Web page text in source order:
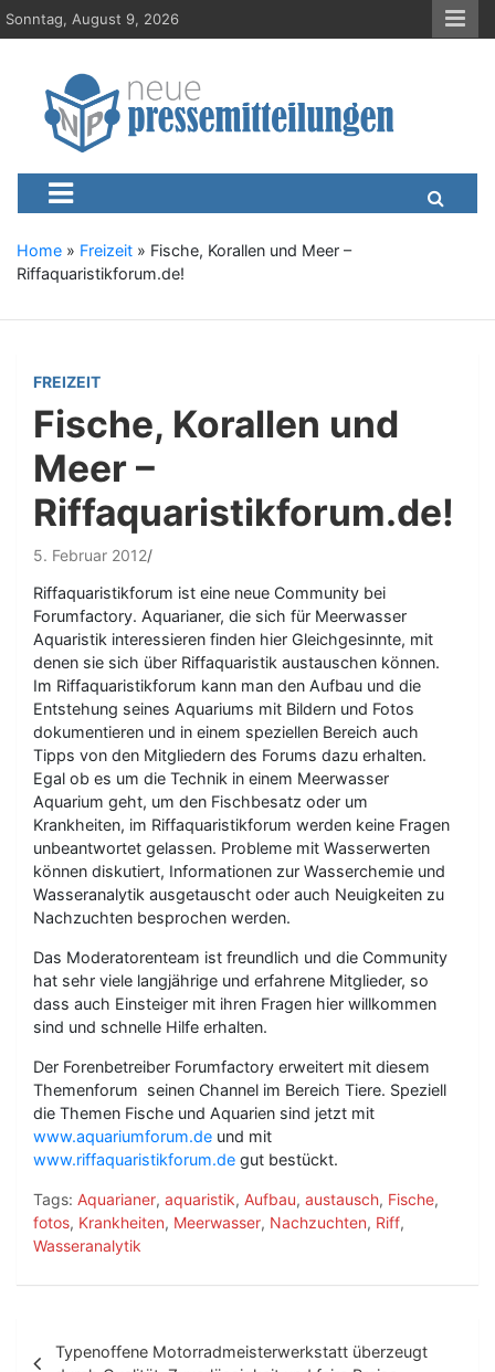
S
k
Sonntag, August 9, 2026
Neue-
Presseportal, Nachrichten, News, Meldungen, Wirtschaft
Home » Freizeit » Fische, Korallen und Meer –
Riffaquaristikforum.de!
FREIZEIT
Fische, Korallen und
Meer –
Riffaquaristikforum.de!
5. Februar 2012
Riffaquaristikforum ist eine neue Community bei
Forumfactory. Aquarianer, die sich für Meerwasser
Aquaristik interessieren finden hier Gleichgesinnte, mit
denen sie sich über Riffaquaristik austauschen können.
Im Riffaquaristikforum kann man den Aufbau und die
Entstehung seines Aquariums mit Bildern und Fotos
dokumentieren und in einem speziellen Bereich auch
Tipps von den Mitgliedern des Forums dazu erhalten.
Egal ob es um die Technik in einem Meerwasser
Aquarium geht, um den Fischbesatz oder um
Krankheiten, im Riffaquaristikforum werden keine Fragen
unbeantwortet gelassen. Probleme mit Wasserwerten
können diskutiert, Informationen zur Wasserchemie und
Wasseranalytik ausgetauscht oder auch Neuigkeiten zu
Nachzuchten besprochen werden.
Das Moderatorenteam ist freundlich und die Community
hat sehr viele langjährige und erfahrene Mitglieder, so
dass auch Einsteiger mit ihren Fragen hier willkommen
sind und schnelle Hilfe erhalten.
Der Forenbetreiber Forumfactory erweitert mit diesem
Themenforum seinen Channel im Bereich Tiere. Speziell
die Themen Fische und Aquarien sind jetzt mit
www.aquariumforum.de und mit
www.riffaquaristikforum.de gut bestückt.
Tags: Aquarianer, aquaristik, Aufbau, austausch, Fische,
fotos, Krankheiten, Meerwasser, Nachzuchten, Riff,
Wasseranalytik
Typenoffene Motorradmeisterwerkstatt überzeugt